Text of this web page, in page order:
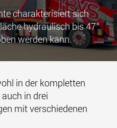
charakterisiert sich
hydraulisch bis 47°
werden kann.
in der kompletten
in drei
mit verschiedenen